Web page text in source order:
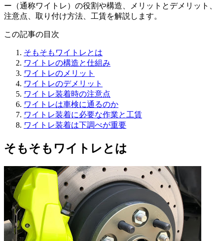
ー（通称ワイトレ）の役割や構造、メリットとデメリット、
注意点、取り付け方法、工賃を解説します。
この記事の目次
そもそもワイトレとは
ワイトレの構造と仕組み
ワイトレのメリット
ワイトレのデメリット
ワイトレ装着時の注意点
ワイトレは車検に通るのか
ワイトレ装着に必要な作業と工賃
ワイトレ装着は下調べが重要
そもそもワイトレとは